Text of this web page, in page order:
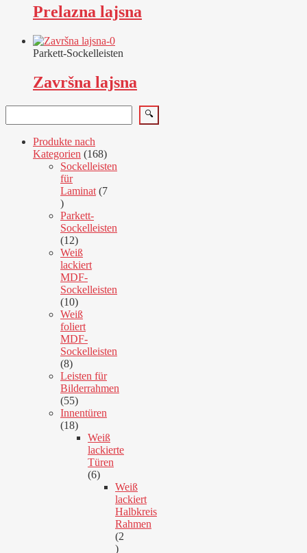
Prelazna lajsna
Parkett-Sockelleisten
Završna lajsna
🔍
Produkte nach
Kategorien
168168
Produkte
Sockelleisten
für
Laminat 7
7
Produkte
Parkett-
Sockelleisten
1212
Produkte
Weiß
lackiert
MDF-
Sockelleisten
1010
Produkte
Weiß
foliert
MDF-
Sockelleisten
88
Produkte
Leisten für
Bilderrahmen
5555
Produkte
Innentüren
1818
Produkte
Weiß
lackierte
Türen
66
Produkte
Weiß
lackiert
Halbkreis
Rahmen
2
2